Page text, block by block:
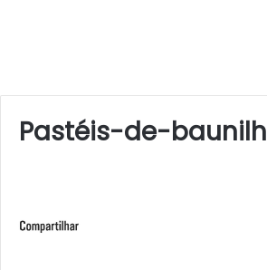
Pastéis-de-baunilh